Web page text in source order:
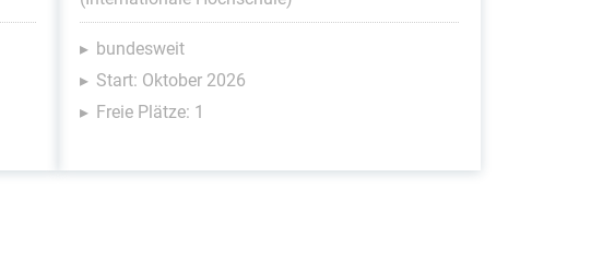
bundesweit
Start: Oktober 2026
Freie Plätze: 1